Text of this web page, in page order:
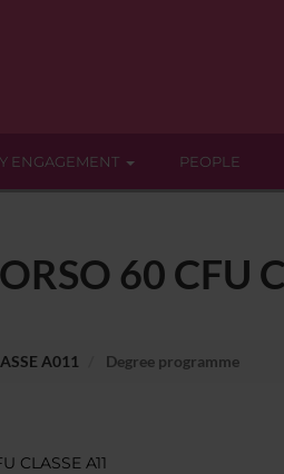
ENGAGEMENT PEOPLE
60 CFU
A011 Degree programme
CLASSE A11